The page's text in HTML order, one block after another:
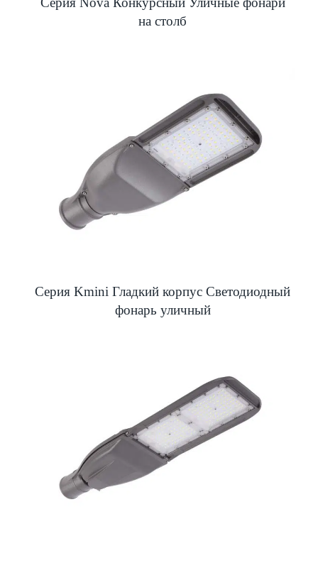
на столб
Серия Kmini Гладкий корпус Светодиодный
фонарь уличный